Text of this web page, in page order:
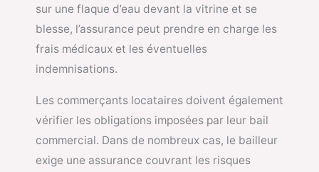
sur une flaque d’eau devant la vitrine et se
blesse, l’assurance peut prendre en charge les
frais médicaux et les éventuelles
indemnisations.
Les commerçants locataires doivent également
vérifier les obligations imposées par leur bail
commercial. Dans de nombreux cas, le bailleur
exige une assurance couvrant les risques